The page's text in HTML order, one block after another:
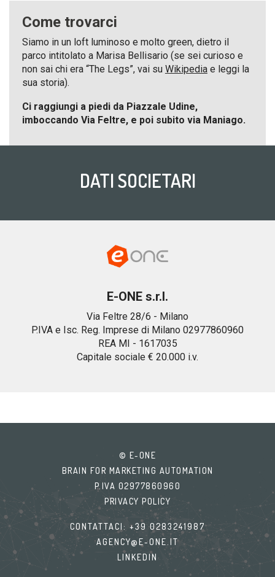
Come trovarci
Siamo in un loft luminoso e molto green, dietro il
parco intitolato a Marisa Bellisario (se sei curioso e
non sai chi era “The Legs”, vai su Wikipediae leggi la
sua storia).
Ci raggiungi a piedi da Piazzale Udine,
imboccando Via Feltre, e poi subito via Maniago.
DATI SOCIETARI
E-ONE s.r.l.
Via Feltre 28/6 - Milano
P.IVA e Isc. Reg. Imprese di Milano 02977860960
REA MI - 1617035
Capitale sociale € 20.000 i.v.
© E-ONE
BRAIN FOR MARKETING AUTOMATION
P.IVA 02977860960
PRIVACY POLICY
CONTATTACI: +39 0283241987
AGENCY@E-ONE.IT
LINKEDIN